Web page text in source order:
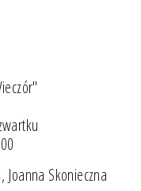
Joanna Skonieczna